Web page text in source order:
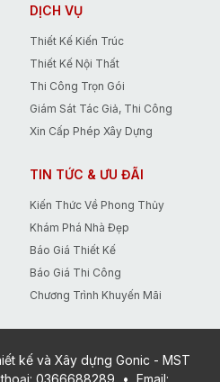
tháng 5 giúp các Bạn tiết
DỊCH VỤ
Thiết Kế Kiến Trúc
Thiết Kế Nội Thất
Thi Công Trọn Gói
Giám Sát Tác Giả, Thi Công
Xin Cấp Phép Xây Dựng
TIN TỨC & ƯU ĐÃI
Kiến Thức Về Phong Thủy
Khám Phá Nhà Đẹp
Báo Giá Thiết Kế
Báo Giá Thi Công
Chương Trình Khuyến Mãi
kế và Xây dựng Gonic - MST
0366688289 • Email: